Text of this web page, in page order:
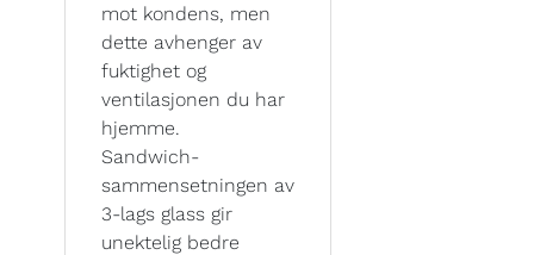
mot kondens, men
dette avhenger av
fuktighet og
ventilasjonen du har
hjemme.
Sandwich-
sammensetningen av
3-lags glass gir
unektelig bedre